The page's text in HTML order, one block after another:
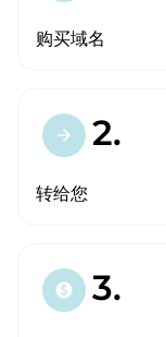
购买域名
arrow_forward 2.
转给您
paid 3.